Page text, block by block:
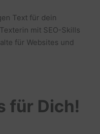
Text für dein
mit SEO-Skills
für Websites und
für Dich!